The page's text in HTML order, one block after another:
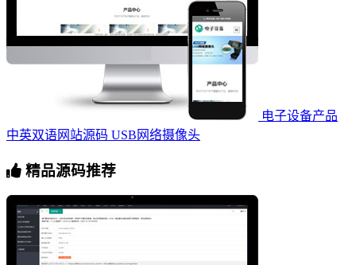
电子设备产品
中英双语网站源码 USB网络摄像头
精品源码推荐